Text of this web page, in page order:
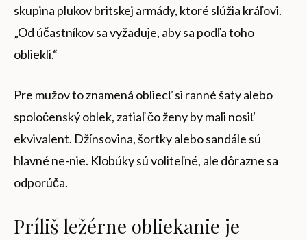
skupina plukov britskej armády, ktoré slúžia kráľovi.
„Od účastníkov sa vyžaduje, aby sa podľa toho
obliekli.“
Pre mužov to znamená obliecť si ranné šaty alebo
spoločenský oblek, zatiaľ čo ženy by mali nosiť
ekvivalent. Džínsovina, šortky alebo sandále sú
hlavné ne-nie. Klobúky sú voliteľné, ale dôrazne sa
odporúča.
Príliš ležérne obliekanie je